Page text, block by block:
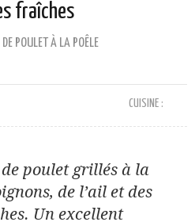
fraîches
DE POULET À LA POÊLE
CUISINE :
de poulet grillés à la
de l’ail et des
Un excellent